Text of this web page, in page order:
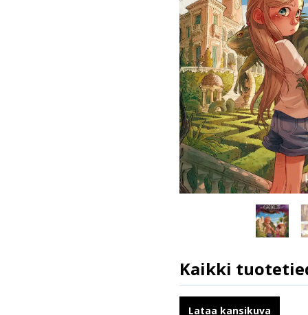
Kaikki
ISBN
Kirjoittajat
Lataa kansikuva